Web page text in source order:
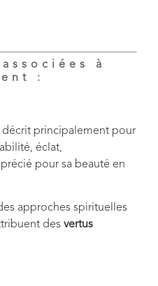
à
:
principalement pour
éclat,
pour sa beauté en
approches spirituelles
des vertus